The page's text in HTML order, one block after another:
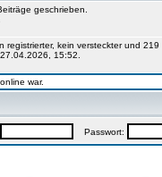
geschrieben.
registrierter, kein versteckter und
15:52.
war.
Passwort: